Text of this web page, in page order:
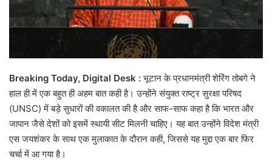
Breaking Today, Digital Desk : भूटान के प्रधानमंत्री शेरिंग तोबगे ने
हाल ही में एक बहुत ही अहम बात कही है। उन्होंने संयुक्त राष्ट्र सुरक्षा परिषद
(UNSC) में बड़े सुधारों की वकालत की है और साफ-साफ कहा है कि भारत और
जापान जैसे देशों को इसमें स्थायी सीट मिलनी चाहिए। यह बात उन्होंने विदेश मंत्री
एस जयशंकर के साथ एक मुलाकात के दौरान कही, जिससे यह मुद्दा एक बार फिर
चर्चा में आ गया है।